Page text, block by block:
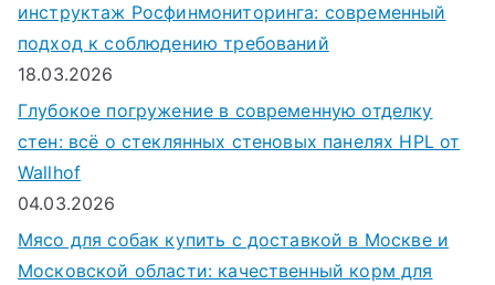
инструктаж Росфинмониторинга: современный
подход к соблюдению требований
18.03.2026
Глубокое погружение в современную отделку
стен: всё о стеклянных стеновых панелях HPL от
Wallhof
04.03.2026
Мясо для собак купить с доставкой в Москве и
Московской области: качественный корм для